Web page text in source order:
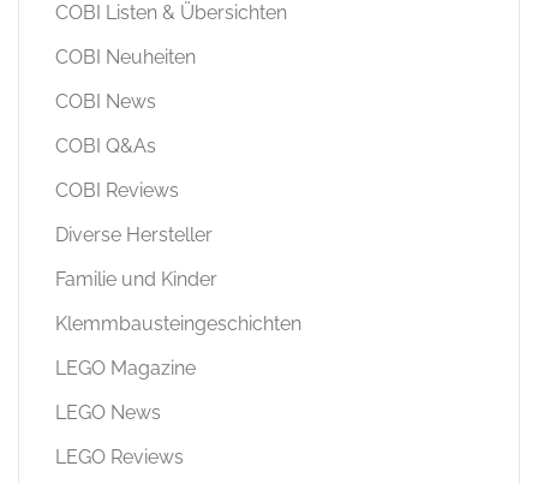
COBI Listen & Übersichten
COBI Neuheiten
COBI News
COBI Q&As
COBI Reviews
Diverse Hersteller
Familie und Kinder
Klemmbausteingeschichten
LEGO Magazine
LEGO News
LEGO Reviews